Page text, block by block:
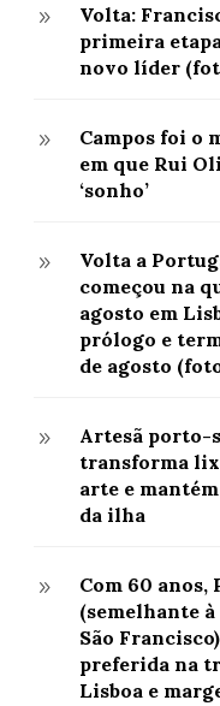
9
Volta:
primeira
novo líder
9
Campos foi o
em que Rui
‘sonho’
9
Volta a
começou na
agosto em
prólogo e
de agosto
9
Artesã porto-
transforma
arte e
da ilha
9
Com 60 anos,
(semelhante
São
preferida na
Lisboa e